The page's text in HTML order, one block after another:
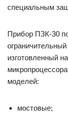
специальным
Прибор ПЗК-30
изготовленный
моделей:
мостовые;